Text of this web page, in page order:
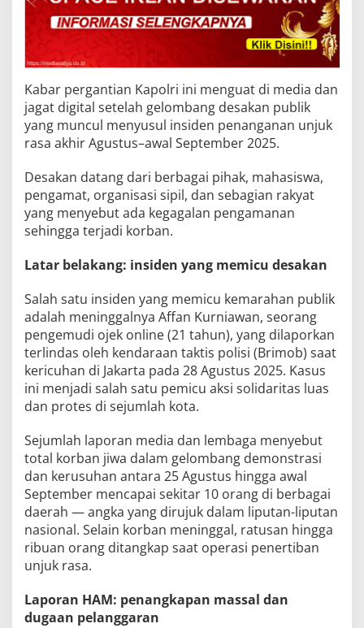
Kabar pergantian Kapolri ini menguat di media dan
jagat digital setelah gelombang desakan publik
yang muncul menyusul insiden penanganan unjuk
rasa akhir Agustus–awal September 2025.
Desakan datang dari berbagai pihak, mahasiswa,
pengamat, organisasi sipil, dan sebagian rakyat
yang menyebut ada kegagalan pengamanan
sehingga terjadi korban.
Latar belakang: insiden yang memicu desakan
Salah satu insiden yang memicu kemarahan publik
adalah meninggalnya Affan Kurniawan, seorang
pengemudi ojek online (21 tahun), yang dilaporkan
terlindas oleh kendaraan taktis polisi (Brimob) saat
kericuhan di Jakarta pada 28 Agustus 2025. Kasus
ini menjadi salah satu pemicu aksi solidaritas luas
dan protes di sejumlah kota.
Sejumlah laporan media dan lembaga menyebut
total korban jiwa dalam gelombang demonstrasi
dan kerusuhan antara 25 Agustus hingga awal
September mencapai sekitar 10 orang di berbagai
daerah — angka yang dirujuk dalam liputan-liputan
nasional. Selain korban meninggal, ratusan hingga
ribuan orang ditangkap saat operasi penertiban
unjuk rasa.
Laporan HAM: penangkapan massal dan
dugaan pelanggaran